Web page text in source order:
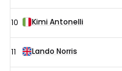
10 Kimi Antonelli
11 Lando Norris